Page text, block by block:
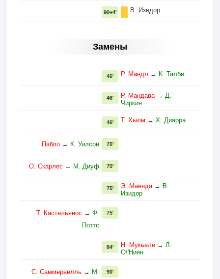
В. Изидор
90+4'
Замены
Р. Мандл → К. Талби
46'
Р. Мандава → Д.
Чиркин
46'
Т. Хьюм → Х. Диарра
46'
Пабло → К. Уилсон 70'
О. Скарлес → М. Диуф 70'
Э. Маенда → В.
Изидор
75'
Т. Кастельянос → Ф.
Поттс
75'
Н. Мукьеле → Л.
О\'Ниен
84'
С. Саммервилль → М.
90'